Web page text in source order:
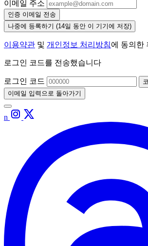
이메일 주소
인증 이메일 전송
나중에 등록하기 (14일 동안 이 기기에 저장)
이용약관 및 개인정보 처리방침에 동의한
로그인 코드를 전송했습니다
로그인 코드
이메일 입력으로 돌아가기
n